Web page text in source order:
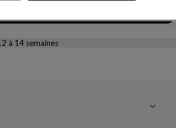
à 14 semaines